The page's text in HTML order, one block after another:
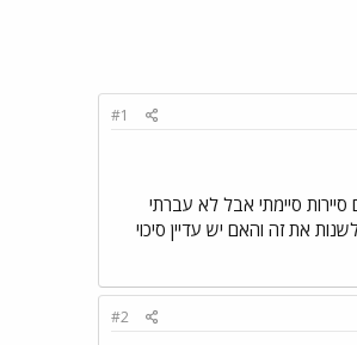
#1
סיירות סיימתי אבל לא עברתי
לשריון והאם אני יכול אישהו לשנות את זה והאם יש עדיין סיכוי
#2